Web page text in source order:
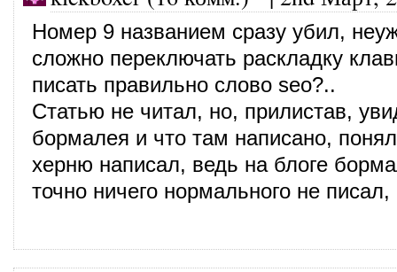
Номер 9 названием сразу убил,
сложно переключать раскладку
писать правильно слово seo?..
Статью не читал, но, прилистав,
бормалея и что там написано,
херню написал, ведь на блоге
точно ничего нормального не